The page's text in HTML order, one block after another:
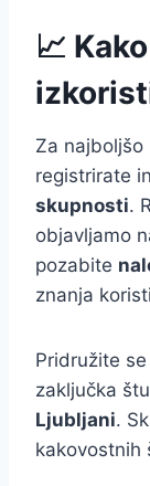
📈
Za najboljšo
registrirate
skupnosti.
objavljamo
pozabite
znanja
Pridružite
zaključka
Ljubljani.
kakovostnih